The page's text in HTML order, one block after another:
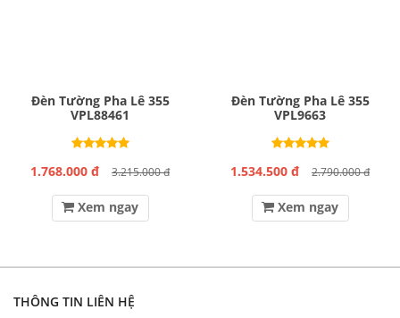
Đèn Tường Pha Lê 355
VPL88461
1.768.000 đ 3.215.000 đ
Xem ngay
Đèn Tường Pha Lê 355
VPL9663
1.534.500 đ 2.790.000 đ
Xem ngay
THÔNG TIN LIÊN HỆ